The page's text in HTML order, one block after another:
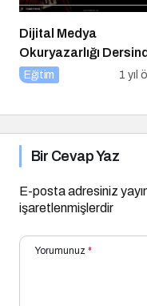
Dijital Medya
Okuryazarlığı
Dijital Markalaşma
Eğitim 1 yıl
Bir Cevap Yaz
E-posta adresiniz
işaretlenmişlerdir
Yorumunuz *